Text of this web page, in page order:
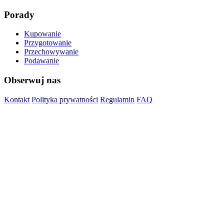
Porady
Kupowanie
Przygotowanie
Przechowywanie
Podawanie
Obserwuj nas
Kontakt Polityka prywatności Regulamin FAQ